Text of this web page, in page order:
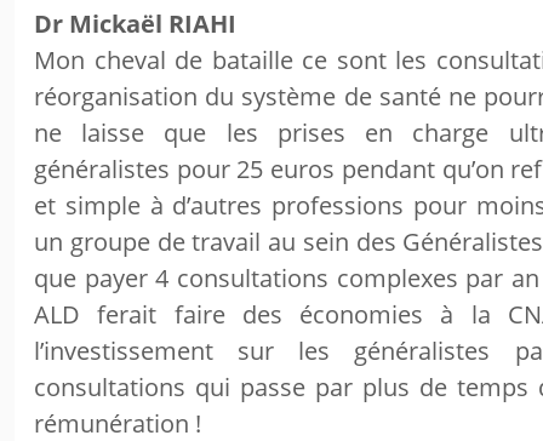
Dr Mickaël RIAHI
Mon cheval de bataille ce sont les
réorganisation du système de santé ne
ne laisse que les prises en charge
généralistes pour 25 euros pendant qu’on
et simple à d’autres professions pour
un groupe de travail au sein des
que payer 4 consultations complexes par
ALD ferait faire des économies à la
l’investissement sur les généralistes
consultations qui passe par plus de temps
rémunération !